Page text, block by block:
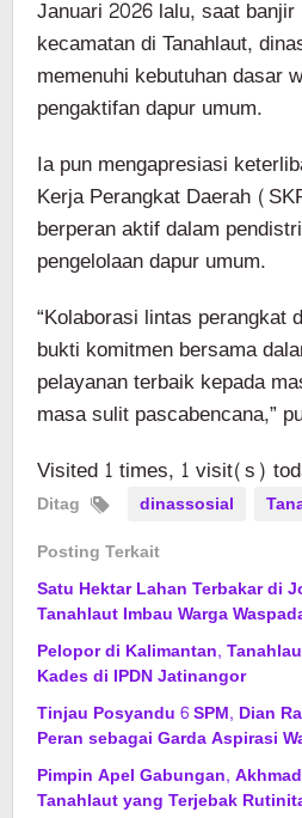
Januari 2026 lalu, saat
kecamatan di Tanahlaut,
memenuhi kebutuhan dasar
pengaktifan dapur umum.
Ia pun mengapresiasi
Kerja Perangkat Daerah
berperan aktif dalam
pengelolaan dapur umum.
“Kolaborasi lintas perangkat
bukti komitmen bersama
pelayanan terbaik kepada
masa sulit pascabencana,”
Visited 1 times, 1 visit(s)
Ditag dinassosial
Posting Terkait
Satu Hektar Lahan Terbakar di
Tanahlaut Imbau Warga
Pelopor di Kalimantan,
Kades di IPDN Jatinangor
Tinjau Posyandu 6 SPM, Dian
Peran sebagai Garda Aspirasi
Pimpin Apel Gabungan,
Tanahlaut yang Terjebak